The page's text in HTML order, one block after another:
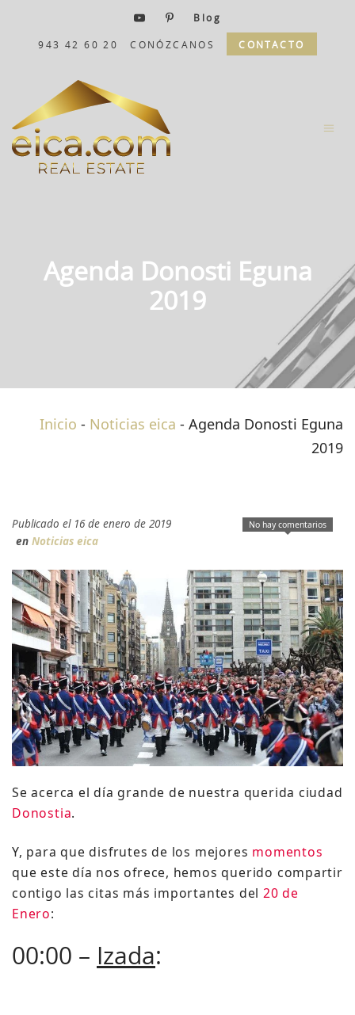
Blog
943 42 60 20 CONÓZCANOS CONTACTO
Agenda Donosti Eguna
2019
Inicio - Noticias eica - Agenda Donosti Eguna
2019
No hay comentarios
Publicado el 16 de enero de 2019
en Noticias eica
Se acerca el día grande de nuestra querida ciudad
Donostia.
Y, para que disfrutes de los mejores momentos
que este día nos ofrece, hemos querido compartir
contigo las citas más importantes del 20 de
Enero:
00:00 – Izada: